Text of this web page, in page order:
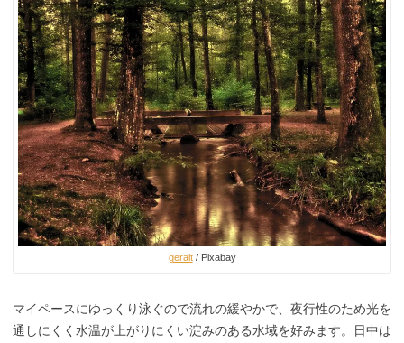
geralt/ Pixabay
マイペースにゆっくり泳ぐので流れの緩やかで、夜行性のため光を
通しにくく水温が上がりにくい淀みのある水域を好みます。日中は